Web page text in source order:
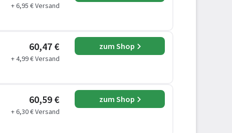
+ 6,95 € Versand
60,47 €
+ 4,99 € Versand
zum Shop
60,59 €
+ 6,30 € Versand
zum Shop